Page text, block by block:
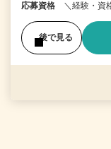
応募資格 ＼経験・資
後で見る